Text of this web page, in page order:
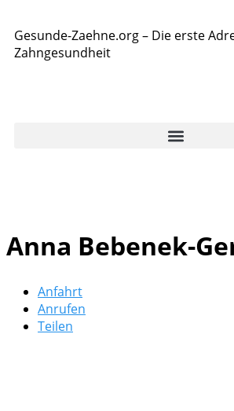
Gesunde-Zaehne.org – Die erste
Zahngesundheit
Anna Bebenek-
Anfahrt
Anrufen
Teilen